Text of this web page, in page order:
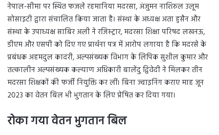
नेपाल-सीमा पर स्थित फजले रहमानिया मदरसा, अंजुमन नाशिरुल उलूम
सोसाइटी द्वारा संचालित किया जाता है। संस्था के अध्यक्ष अता हुसैन और
संस्था के उपाध्यक्ष साबिर अली ने रजिस्ट्रार, मदरसा शिक्षा परिषद लखनऊ,
डीएम और एसपी को दिए गए प्रार्थना पत्र में आरोप लगाया है कि मदरसे के
प्रबंधक अहमदुल कादरी, अल्पसंख्यक विभाग के लिपिक सुशील कुमार और
तत्कालीन अल्पसंख्यक कल्याण अधिकारी बालेंदु द्विवेदी ने मिलकर तीन
मदरसा शिक्षकों की फर्जी नियुक्ति कर लीं। बिना ज्वाइनिंग कराए माह जून
2023 का वेतन बिल भी भुगतान के लिए प्रेषित कर दिया गया।
रोका गया वेतन भुगतान बिल